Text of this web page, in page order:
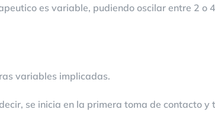
es variable, pudiendo oscilar entre 2 o
variables implicadas.
se inicia en la primera toma de contacto